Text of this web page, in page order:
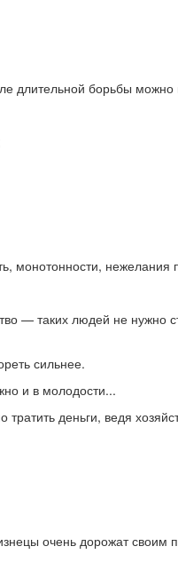
длительной борьбы можно
монотонности, нежелания
— таких людей не нужно
сильнее.
и в молодости...
деньги, ведя
очень дорожат своим